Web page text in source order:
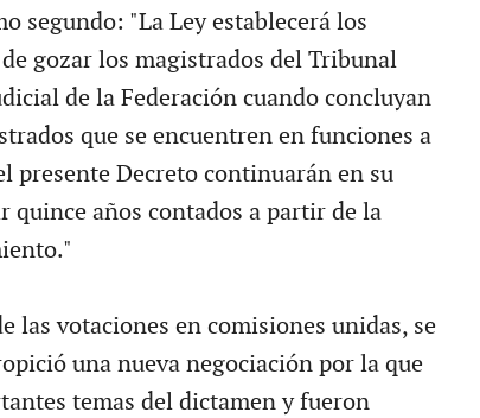
segundo: "La Ley establecerá los
gozar los magistrados del Tribunal
de la Federación cuando concluyan
que se encuentren en funciones a
presente Decreto continuarán en su
quince años contados a partir de la
las votaciones en comisiones unidas, se
una nueva negociación por la que
temas del dictamen y fueron